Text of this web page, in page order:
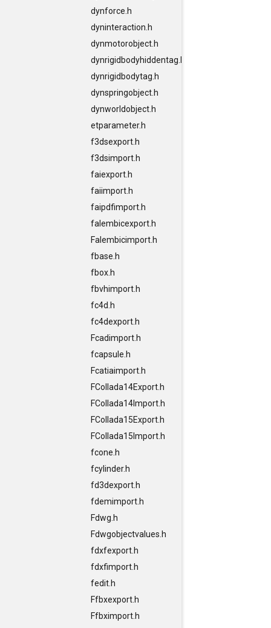
dynforce.h
dyninteraction.h
dynmotorobject.h
dynrigidbodyhiddentag.h
dynrigidbodytag.h
dynspringobject.h
dynworldobject.h
etparameter.h
f3dsexport.h
f3dsimport.h
faiexport.h
faiimport.h
faipdfimport.h
falembicexport.h
Falembicimport.h
fbase.h
fbox.h
fbvhimport.h
fc4d.h
fc4dexport.h
Fcadimport.h
fcapsule.h
Fcatiaimport.h
FCollada14Export.h
FCollada14Import.h
FCollada15Export.h
FCollada15Import.h
fcone.h
fcylinder.h
fd3dexport.h
fdemimport.h
Fdwg.h
Fdwgobjectvalues.h
fdxfexport.h
fdxfimport.h
fedit.h
Ffbxexport.h
Ffbximport.h